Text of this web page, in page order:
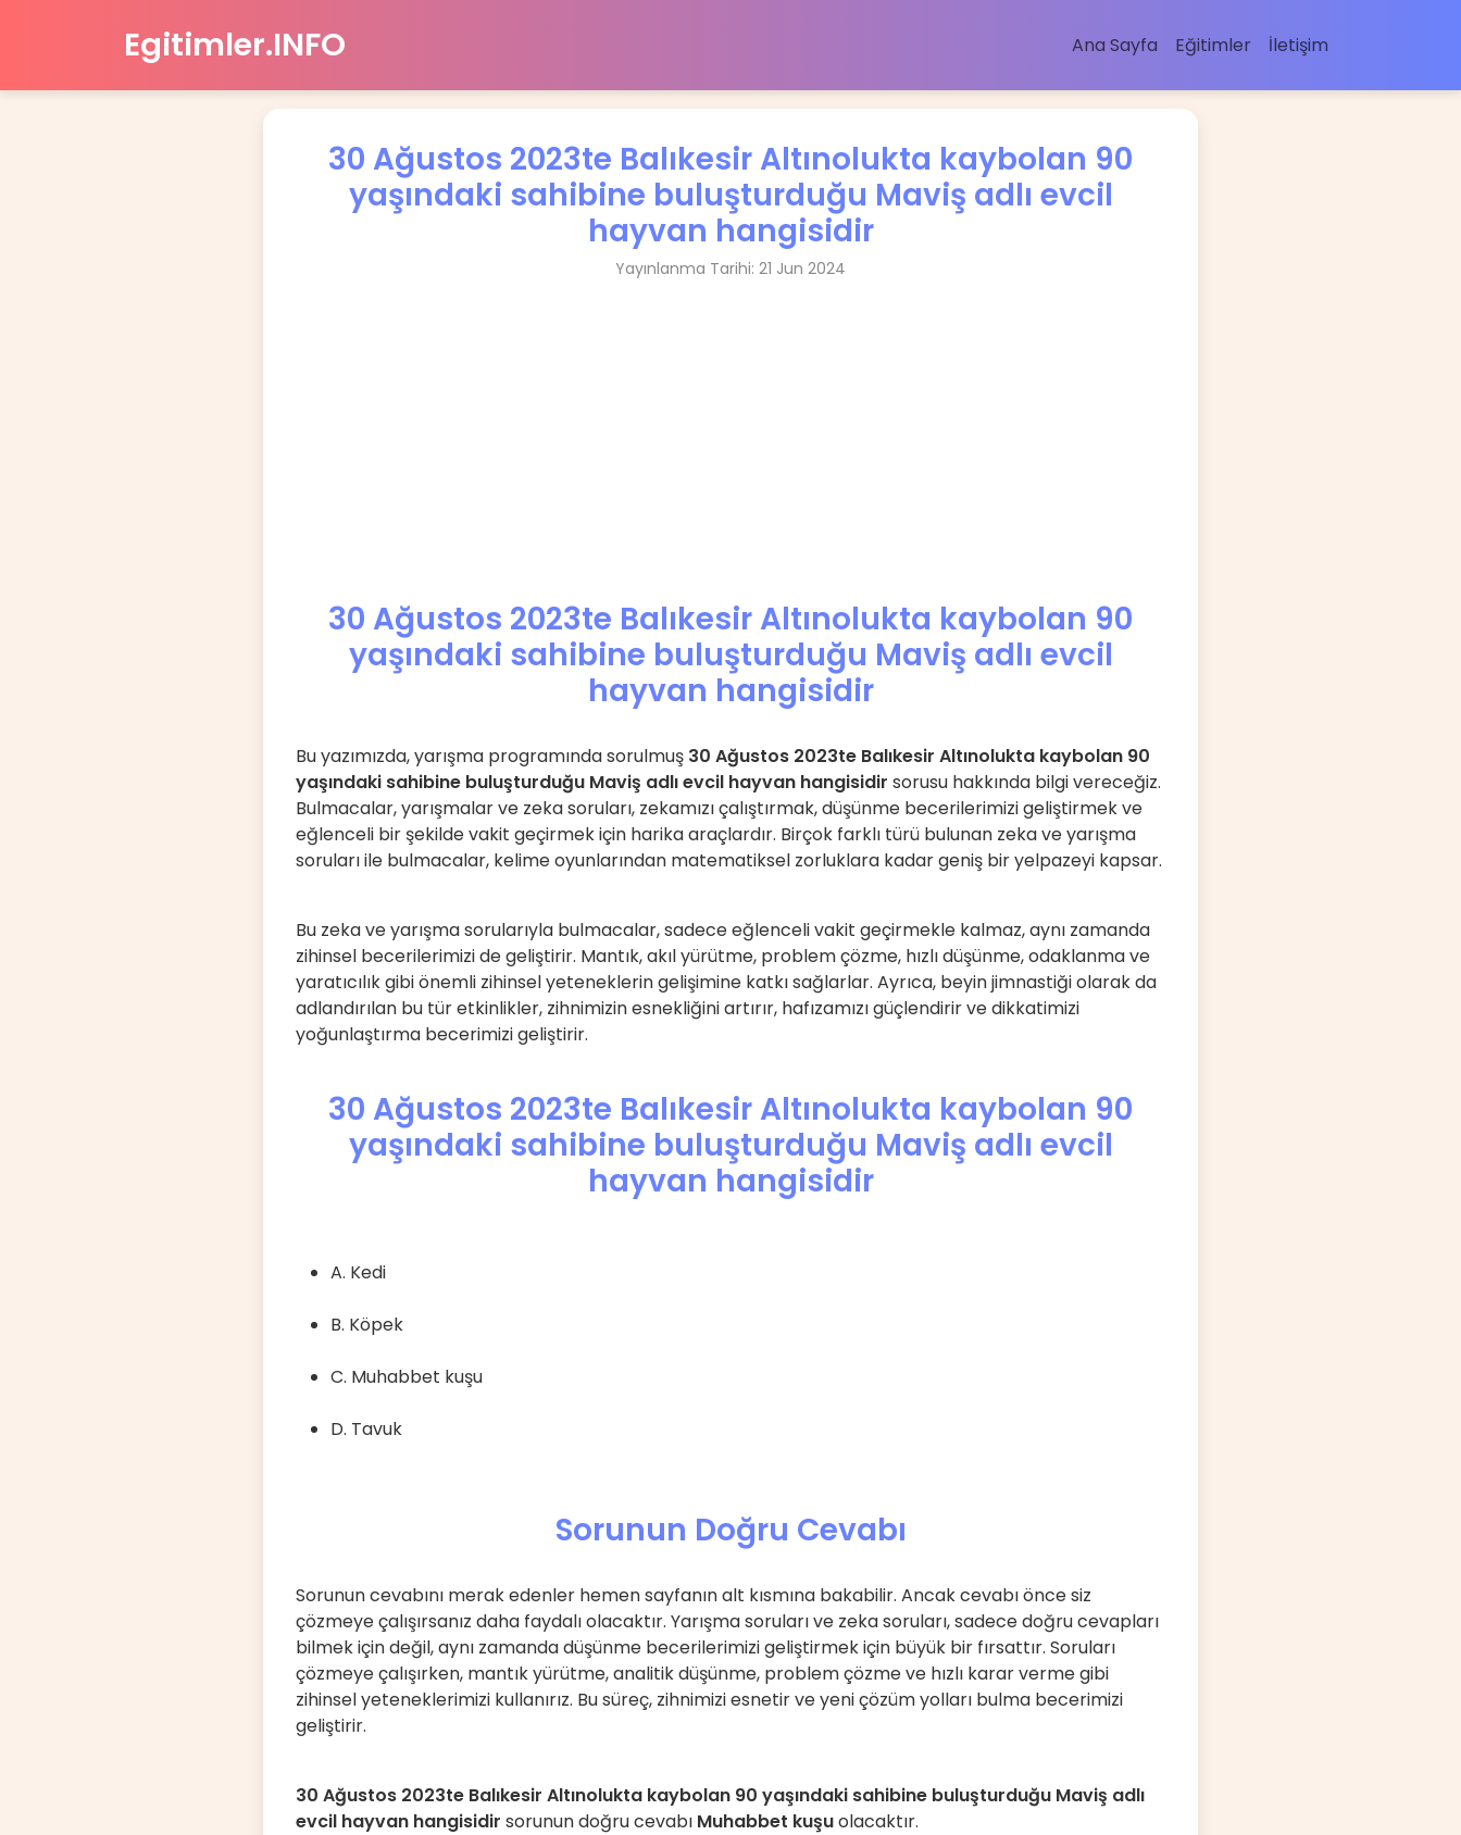
Egitimler.INFO Ana Sayfa Eğitimler İletişim
30 Ağustos 2023te Balıkesir Altınolukta kaybolan 90
yaşındaki sahibine buluşturduğu Maviş adlı evcil
hayvan hangisidir
Yayınlanma Tarihi: 21 Jun 2024
30 Ağustos 2023te Balıkesir Altınolukta kaybolan 90
yaşındaki sahibine buluşturduğu Maviş adlı evcil
hayvan hangisidir
Bu yazımızda, yarışma programında sorulmuş 30 Ağustos 2023te Balıkesir Altınolukta kaybolan 90
yaşındaki sahibine buluşturduğu Maviş adlı evcil hayvan hangisidir sorusu hakkında bilgi vereceğiz.
Bulmacalar, yarışmalar ve zeka soruları, zekamızı çalıştırmak, düşünme becerilerimizi geliştirmek ve
eğlenceli bir şekilde vakit geçirmek için harika araçlardır. Birçok farklı türü bulunan zeka ve yarışma
soruları ile bulmacalar, kelime oyunlarından matematiksel zorluklara kadar geniş bir yelpazeyi kapsar.
Bu zeka ve yarışma sorularıyla bulmacalar, sadece eğlenceli vakit geçirmekle kalmaz, aynı zamanda
zihinsel becerilerimizi de geliştirir. Mantık, akıl yürütme, problem çözme, hızlı düşünme, odaklanma ve
yaratıcılık gibi önemli zihinsel yeteneklerin gelişimine katkı sağlarlar. Ayrıca, beyin jimnastiği olarak da
adlandırılan bu tür etkinlikler, zihnimizin esnekliğini artırır, hafızamızı güçlendirir ve dikkatimizi
yoğunlaştırma becerimizi geliştirir.
30 Ağustos 2023te Balıkesir Altınolukta kaybolan 90
yaşındaki sahibine buluşturduğu Maviş adlı evcil
hayvan hangisidir
A. Kedi
B. Köpek
C. Muhabbet kuşu
D. Tavuk
Sorunun Doğru Cevabı
Sorunun cevabını merak edenler hemen sayfanın alt kısmına bakabilir. Ancak cevabı önce siz
çözmeye çalışırsanız daha faydalı olacaktır. Yarışma soruları ve zeka soruları, sadece doğru cevapları
bilmek için değil, aynı zamanda düşünme becerilerimizi geliştirmek için büyük bir fırsattır. Soruları
çözmeye çalışırken, mantık yürütme, analitik düşünme, problem çözme ve hızlı karar verme gibi
zihinsel yeteneklerimizi kullanırız. Bu süreç, zihnimizi esnetir ve yeni çözüm yolları bulma becerimizi
geliştirir.
30 Ağustos 2023te Balıkesir Altınolukta kaybolan 90 yaşındaki sahibine buluşturduğu Maviş adlı
evcil hayvan hangisidir sorunun doğru cevabı Muhabbet kuşuolacaktır.